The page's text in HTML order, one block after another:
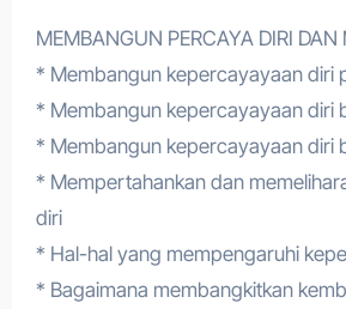
MEMBANGUN PERCAYA DIRI DAN
* Membangun kepercayayaan diri
* Membangun kepercayayaan diri
* Membangun kepercayayaan diri
* Mempertahankan dan
diri
* Hal-hal yang mempengaruhi
* Bagaimana membangkitkan